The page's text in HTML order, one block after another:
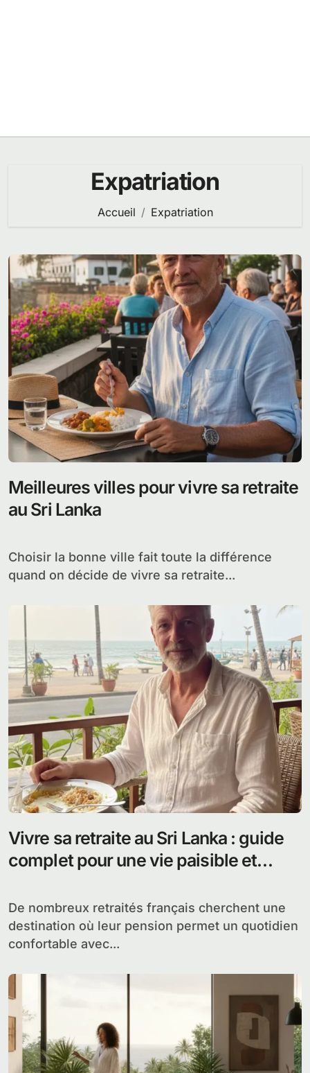
Expatriation
Accueil Expatriation
Meilleures villes pour vivre sa retraite
au Sri Lanka
Choisir la bonne ville fait toute la différence
quand on décide de vivre sa retraite...
Vivre sa retraite au Sri Lanka : guide
complet pour une vie paisible et
De nombreux retraités français cherchent une
destination où leur pension permet un quotidien
confortable avec...